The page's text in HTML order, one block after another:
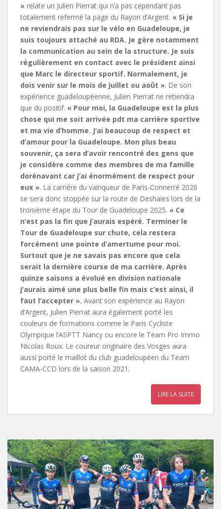
» relate un Julien Pierrat qui n’a pas cependant pas
totalement refermé la page du Rayon d’Argent. « Si je
ne reviendrais pas sur le vélo en Guadeloupe, je
suis toujours attaché au RDA. Je gère notamment
la communication au sein de la structure. Je suis
régulièrement en contact avec le président ainsi
que Marc le directeur sportif. Normalement, je
dois venir sur le mois de juillet ou août ». De son
expérience guadeloupéenne, Julien Pierrat ne retiendra
que du positif. « Pour moi, la Guadeloupe est la plus
chose qui me soit arrivée pdt ma carrière sportive
et ma vie d’homme. J’ai beaucoup de respect et
d’amour pour la Guadeloupe. Mon plus beau
souvenir, ça sera d’avoir rencontré des gens que
je considère comme des membres de ma famille
dorénavant car j’ai énormément de respect pour
eux ». La carrière du vainqueur de Paris-Connerré 2026
se sera donc stoppée sur la route de Deshaies lors de la
troisième étape du Tour de Guadeloupe 2025. « Ce
n’est pas la fin que j’aurais espéré. Terminer le
Tour de Guadeloupe sur chute, cela restera
forcément une pointe d’amertume pour moi.
Surtout que je ne savais pas encore que cela
serait la dernière course de ma carrière. Après
quinze saisons a évolué en division nationale
j’aurais aimé une plus belle fin mais c’est ainsi, il
faut l’accepter ». Avant son expérience au Rayon
d’Argent, Julien Pierrat aura également porté les
couleurs de formations comme le Paris Cycliste
Olympique l’ASPTT Nancy ou encore le Team Pro Immo
Nicolas Roux. Le coureur originaire des Vosges aura
aussi porté le maillot du club guadeloupéen du Team
CAMA-CCD lors de la saison 2021.
LIRE LA SUITE